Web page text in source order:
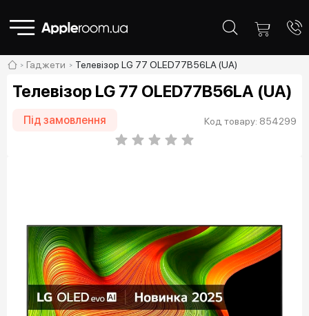
Гаджети Телевізор LG 77 OLED77B56LA (UA)
Телевізор LG 77 OLED77B56LA (UA)
Під замовлення Код товару: 854299